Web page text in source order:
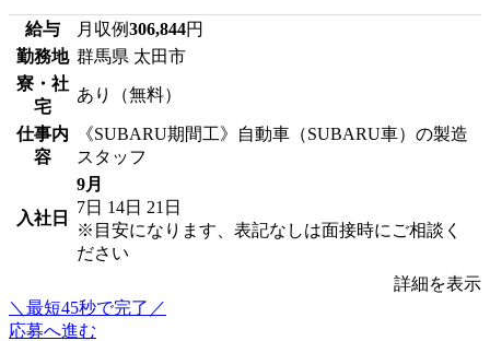
給与 月収例306,844円
勤務地 群馬県 太田市
寮・社
宅
あり（無料）
仕事内
容
《SUBARU期間工》自動車（SUBARU車）の製造
スタッフ
入社日
9月
7日 14日 21日
※目安になります、表記なしは面接時にご相談く
ださい
詳細を表示
＼最短45秒で完了／
応募へ進む